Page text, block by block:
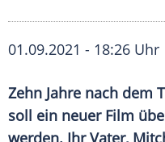
01.09.2021 - 18:26 Uhr
Zehn Jahre nach dem
soll ein neuer Film